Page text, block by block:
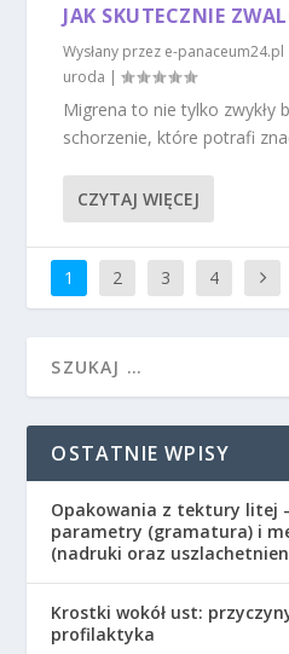
JAK SKUTECZNIE
Wysłany przez e-panaceum24.pl
uroda |
Migrena to nie tylko zwykły
schorzenie, które potrafi
CZYTAJ WIĘCEJ
1 2 3 4
OSTATNIE WPISY
Opakowania z tektury litej
parametry (gramatura) i
(nadruki oraz
Krostki wokół ust:
profilaktyka